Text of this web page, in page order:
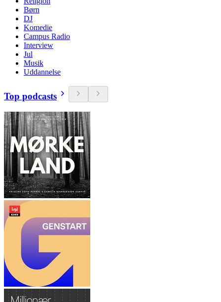
Børn
DJ
Komedie
Campus Radio
Interview
Jul
Musik
Uddannelse
Top podcasts